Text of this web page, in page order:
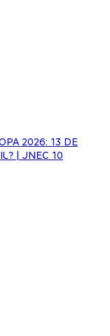
2026: 13 DE
| JNEC 10